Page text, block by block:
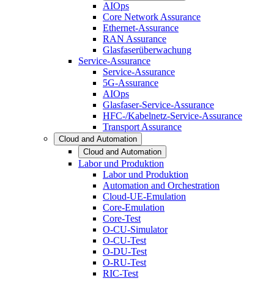
AIOps
Core Network Assurance
Ethernet-Assurance
RAN Assurance
Glasfaserüberwachung
Service-Assurance
Service-Assurance
5G-Assurance
AIOps
Glasfaser-Service-Assurance
HFC-/Kabelnetz-Service-Assurance
Transport Assurance
Cloud and Automation
Cloud and Automation
Labor und Produktion
Labor und Produktion
Automation and Orchestration
Cloud-UE-Emulation
Core-Emulation
Core-Test
O-CU-Simulator
O-CU-Test
O-DU-Test
O-RU-Test
RIC-Test